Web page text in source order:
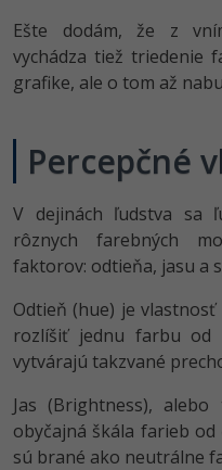
Ešte dodám, že z
vychádza tiež triedenie
grafike, ale o tom až
Percepčné
V dejinách ľudstva sa
rôznych farebných
faktorov: odtieňa, jasu a
Odtieň (hue) je
rozlíšiť jednu farbu od
vytvárajú takzvané
Jas (Brightness),
obyčajná škála farieb
sú brané ako neutrálne